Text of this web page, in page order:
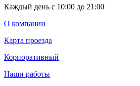
Каждый день с 10:00 до 21:00
О компании
Карта проезда
Корпоративный
Наши работы